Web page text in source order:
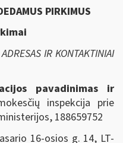
PIRKIMUS
IR KONTAKTINIAI
pavadinimas ir
inspekcija prie
188659752
16-osios g. 14, LT-